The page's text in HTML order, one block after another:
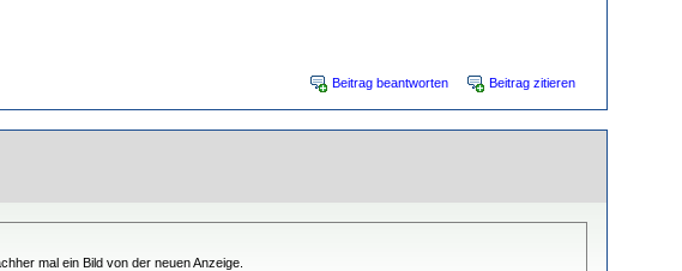
Beitrag beantworten Beitrag zitieren
mal ein Bild von der neuen Anzeige.